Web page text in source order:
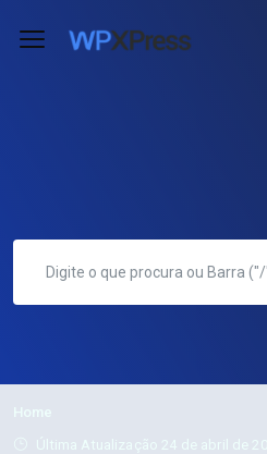
Home
Última Atualização 24 de abril de